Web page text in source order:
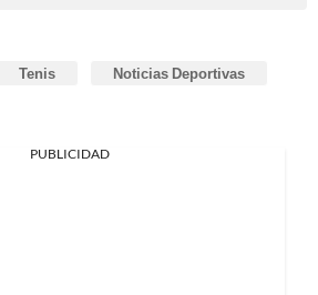
Tenis Noticias Deportivas
PUBLICIDAD